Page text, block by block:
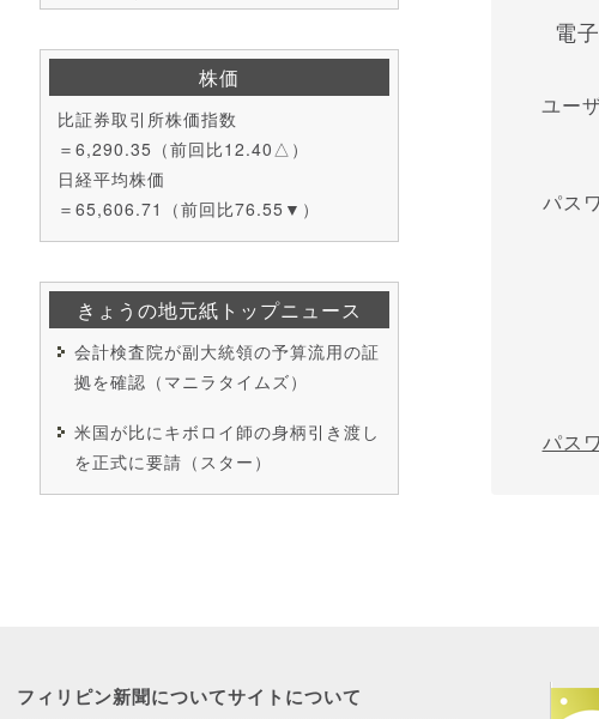
株価
比証券取引所株価指数
＝6,290.35（前回比12.40△）
日経平均株価
＝65,606.71（前回比76.55▼）
きょうの地元紙トップニュース
会計検査院が副大統領の予算流用の証
拠を確認（マニラタイムズ）
米国が比にキボロイ師の身柄引き渡し
を正式に要請（スター）
電
ユー
パス
パス
フィリピン新聞についてサイトについて